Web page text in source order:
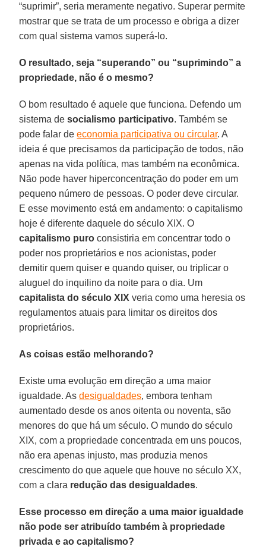
“suprimir”, seria meramente negativo. Superar permite
mostrar que se trata de um processo e obriga a dizer
com qual sistema vamos superá-lo.
O resultado, seja “superando” ou “suprimindo” a
propriedade, não é o mesmo?
O bom resultado é aquele que funciona. Defendo um
sistema desocialismo participativo. Também se
pode falar deeconomia participativa ou circular. A
ideia é que precisamos da participação de todos, não
apenas na vida política, mas também na econômica.
Não pode haver hiperconcentração do poder em um
pequeno número de pessoas. O poder deve circular.
E esse movimento está em andamento: o capitalismo
hoje é diferente daquele do século XIX. O
capitalismo puro consistiria em concentrar todo o
poder nos proprietários e nos acionistas, poder
demitir quem quiser e quando quiser, ou triplicar o
aluguel do inquilino da noite para o dia. Um
capitalista do século XIX veria como uma heresia os
regulamentos atuais para limitar os direitos dos
proprietários.
As coisas estão melhorando?
Existe uma evolução em direção a uma maior
igualdade. Asdesigualdades, embora tenham
aumentado desde os anos oitenta ou noventa, são
menores do que há um século. O mundo do século
XIX, com a propriedade concentrada em uns poucos,
não era apenas injusto, mas produzia menos
crescimento do que aquele que houve no século XX,
com a clara redução das desigualdades.
Esse processo em direção a uma maior igualdade
não pode ser atribuído também à propriedade
privada e ao capitalismo?